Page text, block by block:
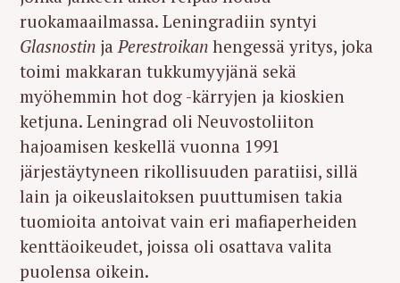
ruokamaailmassa. Leningradiin syntyi
Glasnostin ja Perestroikan hengessä yritys, joka
toimi makkaran tukkumyyjänä sekä
myöhemmin hot dog -kärryjen ja kioskien
ketjuna. Leningrad oli Neuvostoliiton
hajoamisen keskellä vuonna 1991
järjestäytyneen rikollisuuden paratiisi, sillä
lain ja oikeuslaitoksen puuttumisen takia
tuomioita antoivat vain eri mafiaperheiden
kenttäoikeudet, joissa oli osattava valita
puolensa oikein.